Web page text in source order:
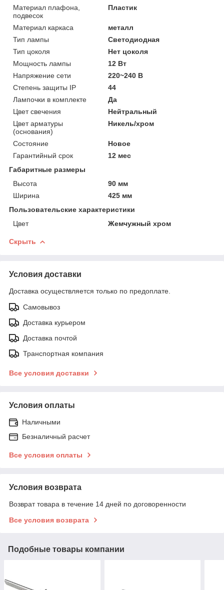
Материал плафона,
подвесок
Пластик
Материал каркаса
металл
Тип лампы
Светодиодная
Тип цоколя
Нет цоколя
Мощность лампы
12 Вт
Напряжение сети
220~240 В
Степень защиты IP
44
Лампочки в комплекте
Да
Цвет свечения
Нейтральный
Цвет арматуры
(основания)
Никель/хром
Состояние
Новое
Гарантийный срок
12 мес
Габаритные размеры
Высота
90 мм
Ширина
425 мм
Пользовательские характеристики
Цвет
Жемчужный хром
Скрыть
Условия доставки
Доставка осуществляется только по предоплате.
Самовывоз
Доставка курьером
Доставка почтой
Транспортная компания
Все условия доставки
Условия оплаты
Наличными
Безналичный расчет
Все условия оплаты
Условия возврата
Возврат товара в течение 14 дней по договоренности
Все условия возврата
Подобные товары компании